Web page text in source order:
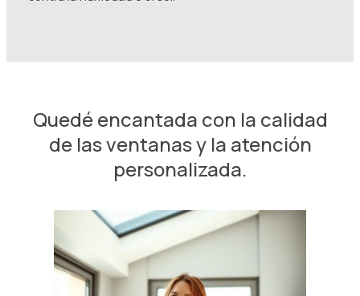
Quedé encantada con la calidad
de las ventanas y la atención
personalizada.